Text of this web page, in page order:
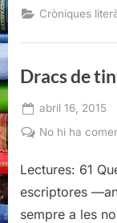
Cròniques
Dracs de
Posted
on
abril 16, 2015
No hi ha
Lectures: 61
escriptores
sempre a les